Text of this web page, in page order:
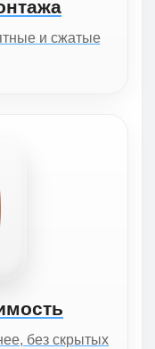
и сжатые
без скрытых